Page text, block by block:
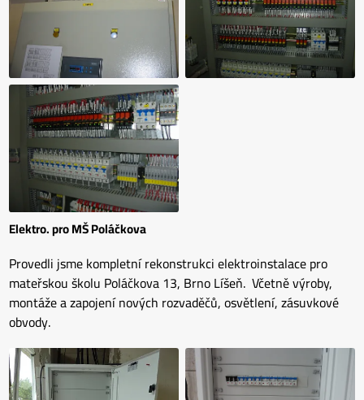
Elektro. pro MŠ Poláčkova
Provedli jsme kompletní rekonstrukci elektroinstalace pro
mateřskou školu Poláčkova 13, Brno Líšeň. Včetně výroby,
montáže a zapojení nových rozvaděčů, osvětlení, zásuvkové
obvody.